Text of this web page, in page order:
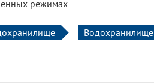
режимах.
Водохранилище